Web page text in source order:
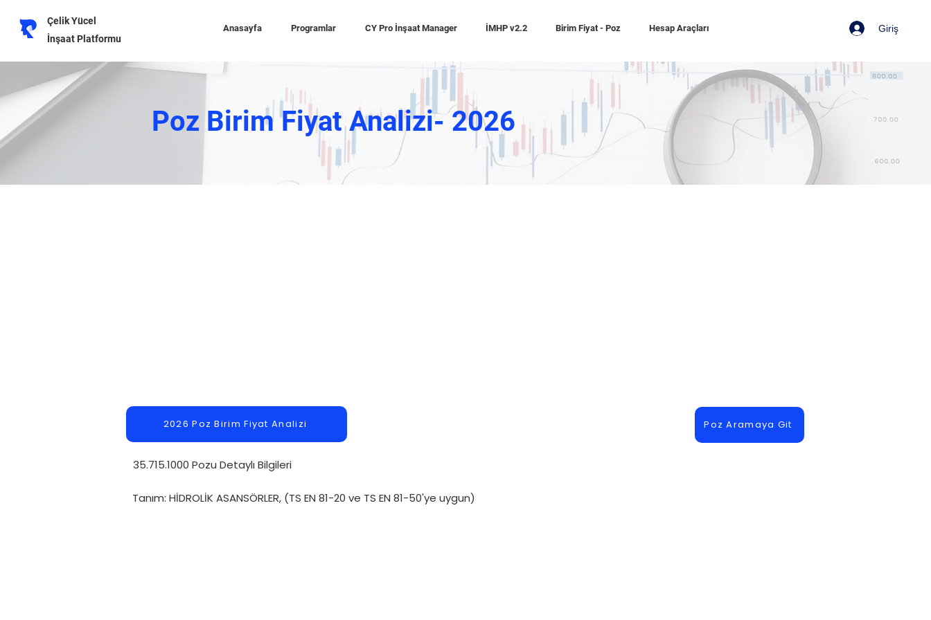
Çelik Yücel
İnşaat Platformu
Anasayfa Programlar CY Pro İnşaat Manager İMHP v2.2 Birim Fiyat - Poz Hesap Araçları Giriş
Poz Birim Fiyat Analizi- 2026
2026 Poz Birim Fiyat Analizi Poz Aramaya Git
35.715.1000 Pozu Detaylı Bilgileri
Tanım: HİDROLİK ASANSÖRLER, (TS EN 81-20 ve TS EN 81-50'ye uygun)